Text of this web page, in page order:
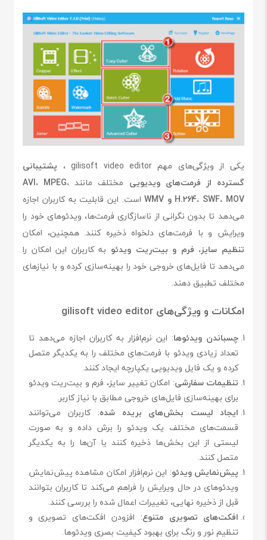
یکی از ویژگی‌های مهم gilisoft video editor ،
پشتیبانی
گسترده از فرمت‌های ویدیویی مختلف مانند AVI، MPEG،
H.264، SWF، MOV و WMV
است. این قابلیت به کاربران اجازه
می‌دهد تا بدون نگرانی از ناسازگاری فرمت‌ها، ویدئوهای خود را
ویرایش و با فرمت‌های دلخواه ذخیره کنند. همچنین، امکان
تنظیم سایز، فرم و بیت‌ریت ویدئو به کاربران این امکان را
می‌دهد تا فایل‌های خروجی خود را بهینه‌سازی کرده و با نیازهای
مختلف تطبیق دهند.
امکانات و ویژگی‌های gilisoft video editor
چسباندن ویدئوها: این نرم‌افزار به کاربران اجازه می‌دهد تا
تعداد زیادی ویدئو با فرمت‌های مختلف را به یکدیگر متصل
کرده و یک فایل ویدیویی یکپارچه ایجاد کنند.
تنظیمات سفارشی: امکان تغییر سایز، فرم و بیت‌ریت ویدئو
برای بهینه‌سازی فایل‌های خروجی مطابق با نیاز کاربر.
ایجاد لیست بخش‌های بریده شده: کاربران می‌توانند
قسمت‌های مختلف یک ویدئو را برش داده و به صورت
لیستی از این بخش‌ها ذخیره کنند یا آن‌ها را به یکدیگر
متصل کنند.
پیش‌نمایش ویدئو: این نرم‌افزار امکان مشاهده پیش‌نمایش
ویدئوهای در حال ویرایش را فراهم می‌کند تا کاربران بتوانند
قبل از ذخیره نهایی، تغییرات اعمال شده را بررسی کنند.
افکت‌های تصویری متنوع: افزودن افکت‌های تصویری و
تنظیم نور و رنگ برای بهبود کیفیت بصری ویدئوها.